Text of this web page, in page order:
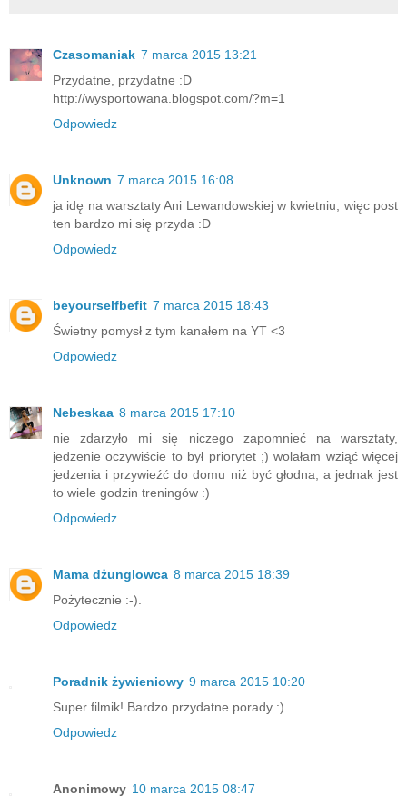
Czasomaniak 7 marca 2015 13:21
Przydatne, przydatne :D
http://wysportowana.blogspot.com/?m=1
Odpowiedz
Unknown 7 marca 2015 16:08
ja idę na warsztaty Ani Lewandowskiej w kwietniu, więc post
ten bardzo mi się przyda :D
Odpowiedz
beyourselfbefit 7 marca 2015 18:43
Świetny pomysł z tym kanałem na YT <3
Odpowiedz
Nebeskaa 8 marca 2015 17:10
nie zdarzyło mi się niczego zapomnieć na warsztaty,
jedzenie oczywiście to był priorytet ;) wolałam wziąć więcej
jedzenia i przywieźć do domu niż być głodna, a jednak jest
to wiele godzin treningów :)
Odpowiedz
Mama dżunglowca 8 marca 2015 18:39
Pożytecznie :-).
Odpowiedz
Poradnik żywieniowy 9 marca 2015 10:20
Super filmik! Bardzo przydatne porady :)
Odpowiedz
Anonimowy 10 marca 2015 08:47